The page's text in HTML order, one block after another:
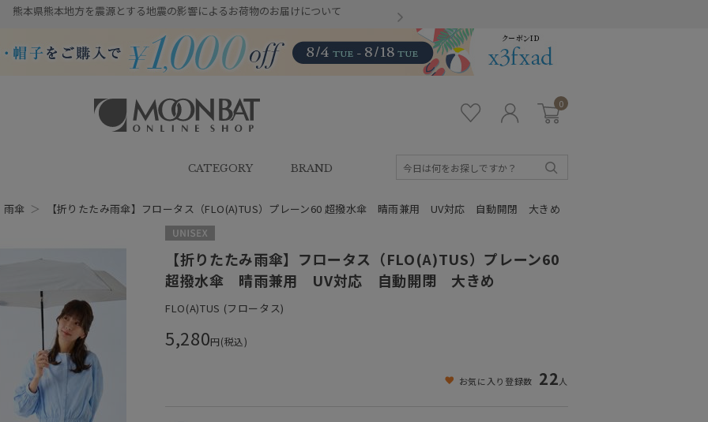
熊本県熊本地方を震源とする地震の影響によるお荷物のお届けについて
SHOP（ムーンバットオンラインシ
イ
ン
0
CATEGORY BRAND
雨傘 ＞ 【折りたたみ雨傘】フロータス（FLO(A)TUS）プレーン60 超撥水傘 晴雨兼用 UV対応 自動開閉 大きめ
【折りたたみ雨傘】フロータス（FLO(A)TUS）プレーン60
超撥水傘 晴雨兼用 UV対応 自動開閉 大きめ
FLO(A)TUS (フロータス)
5,280円(税込)
お気に入り登録数 22人